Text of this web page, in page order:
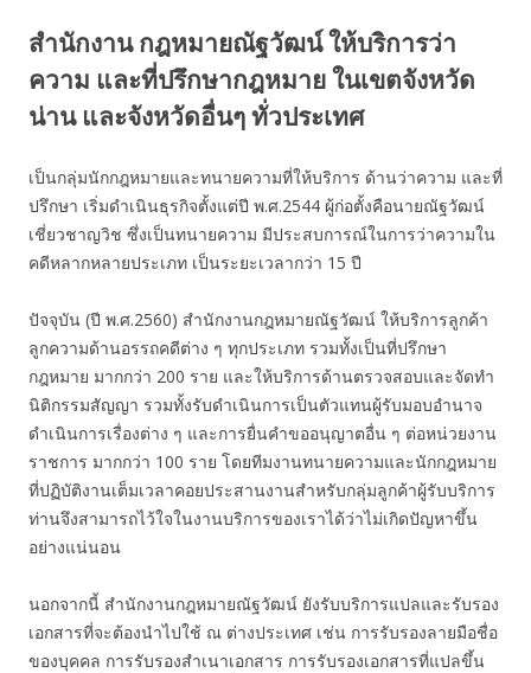
สำนักงาน กฎหมายณัฐวัฒน์ ให้บริการว่า
ความ และที่ปรึกษากฎหมาย ในเขตจังหวัด
น่าน และจังหวัดอื่นๆ ทั่วประเทศ
เป็นกลุ่มนักกฎหมายและทนายความที่ให้บริการ ด้านว่าความ และที่
ปรึกษา เริ่มดำเนินธุรกิจตั้งแต่ปี พ.ศ.2544 ผู้ก่อตั้งคือนายณัฐวัฒน์
เชี่ยวชาญวิช ซึ่งเป็นทนายความ มีประสบการณ์ในการว่าความใน
คดีหลากหลายประเภท เป็นระยะเวลากว่า 15 ปี
ปัจจุบัน (ปี พ.ศ.2560) สำนักงานกฎหมายณัฐวัฒน์ ให้บริการลูกค้า
ลูกความด้านอรรถคดีต่าง ๆ ทุกประเภท รวมทั้งเป็นที่ปรึกษา
กฎหมาย มากกว่า 200 ราย และให้บริการด้านตรวจสอบและจัดทำ
นิติกรรมสัญญา รวมทั้งรับดำเนินการเป็นตัวแทนผู้รับมอบอำนาจ
ดำเนินการเรื่องต่าง ๆ และการยื่นคำขออนุญาตอื่น ๆ ต่อหน่วยงาน
ราชการ มากกว่า 100 ราย โดยทีมงานทนายความและนักกฎหมาย
ที่ปฏิบัติงานเต็มเวลาคอยประสานงานสำหรับกลุ่มลูกค้าผู้รับบริการ
ท่านจึงสามารถไว้ใจในงานบริการของเราได้ว่าไม่เกิดปัญหาขึ้น
อย่างแน่นอน
นอกจากนี้ สำนักงานกฎหมายณัฐวัฒน์ ยังรับบริการแปลและรับรอง
เอกสารที่จะต้องนำไปใช้ ณ ต่างประเทศ เช่น การรับรองลายมือชื่อ
ของบุคคล การรับรองสำเนาเอกสาร การรับรองเอกสารที่แปลขึ้น